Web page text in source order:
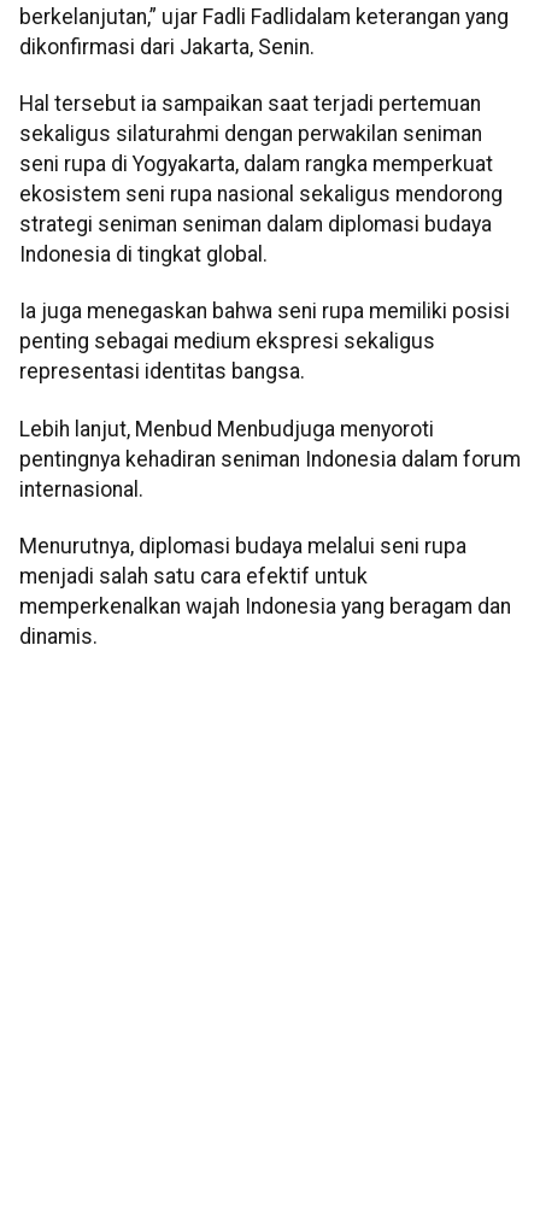
berkelanjutan,” ujar Fadli Fadlidalam keterangan yang
dikonfirmasi dari Jakarta, Senin.
Hal tersebut ia sampaikan saat terjadi pertemuan
sekaligus silaturahmi dengan perwakilan seniman
seni rupa di Yogyakarta, dalam rangka memperkuat
ekosistem seni rupa nasional sekaligus mendorong
strategi seniman seniman dalam diplomasi budaya
Indonesia di tingkat global.
Ia juga menegaskan bahwa seni rupa memiliki posisi
penting sebagai medium ekspresi sekaligus
representasi identitas bangsa.
Lebih lanjut, Menbud Menbud juga menyoroti
pentingnya kehadiran seniman Indonesia dalam forum
internasional.
Menurutnya, diplomasi budaya melalui seni rupa
menjadi salah satu cara efektif untuk
memperkenalkan wajah Indonesia yang beragam dan
dinamis.